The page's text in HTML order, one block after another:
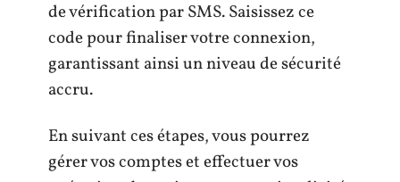
de vérification par SMS. Saisissez ce
code pour finaliser votre connexion,
garantissant ainsi un niveau de sécurité
accru.
En suivant ces étapes, vous pourrez
gérer vos comptes et effectuer vos